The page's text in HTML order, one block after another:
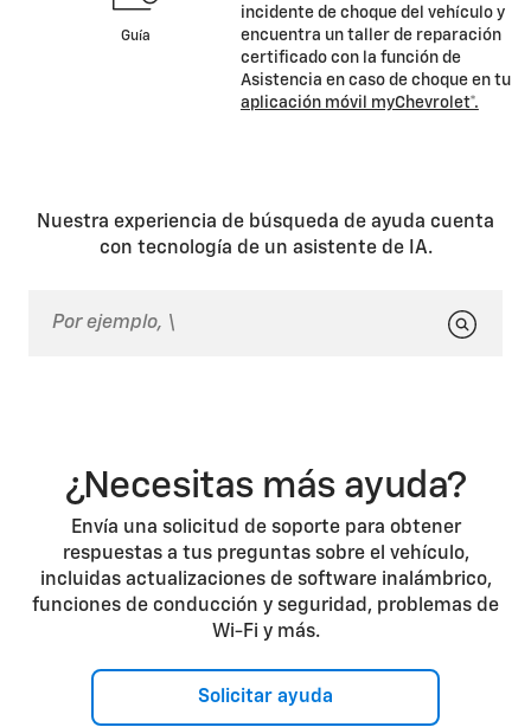
Guía
incidente de choque del vehículo y
encuentra un taller de reparación
certificado con la función de
Asistencia en caso de choque en tu
aplicación móvil myChevrolet*.
Nuestra experiencia de búsqueda de ayuda cuenta
con tecnología de un asistente de IA.
¿Necesitas más ayuda?
Envía una solicitud de soporte para obtener
respuestas a tus preguntas sobre el vehículo,
incluidas actualizaciones de software inalámbrico,
funciones de conducción y seguridad, problemas de
Wi-Fi y más.
Solicitar ayuda